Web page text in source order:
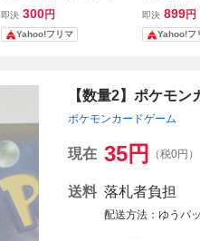
ンex RR SV4a 071/190
即決 300円
Yahoo!フリマ
ンex RR
即決 899円
Yahoo!フ
【数量2】ポケモ
ポケモンカードゲーム
現在 35円 （税0円）
送料 落札者負担
配送方法 ゆうパ